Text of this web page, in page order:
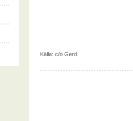
Källa: c/o Gerd